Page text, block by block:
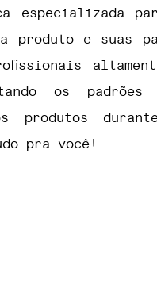
especializada
produto e suas
os
produtos
pra você!